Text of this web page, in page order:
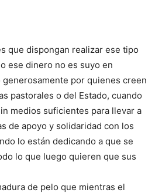
que dispongan realizar ese tipo
ese dinero no es suyo en
generosamente por quienes creen
pastorales o del Estado, cuando
medios suficientes para llevar a
de apoyo y solidaridad con los
lo están dedicando a que se
lo que luego quieren que sus
de pelo que mientras el